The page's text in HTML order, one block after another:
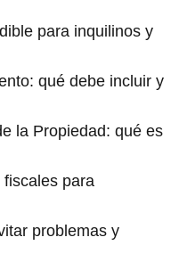
para inquilinos y
qué debe incluir y
la Propiedad: qué es
para
problemas y